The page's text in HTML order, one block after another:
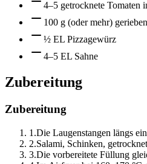
4–5 getrocknete Tomaten
100 g (oder mehr)
½ EL Pizzagewürz
4–5 EL Sahne
Zubereitung
Zubereitung
1 .Die Laugenstangen längs
2.Salami, Schinken,
3.Die vorbereitete Füllung